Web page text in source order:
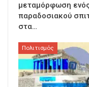
μεταμόρφωση
παραδοσιακού
στα…
Πολιτισμός